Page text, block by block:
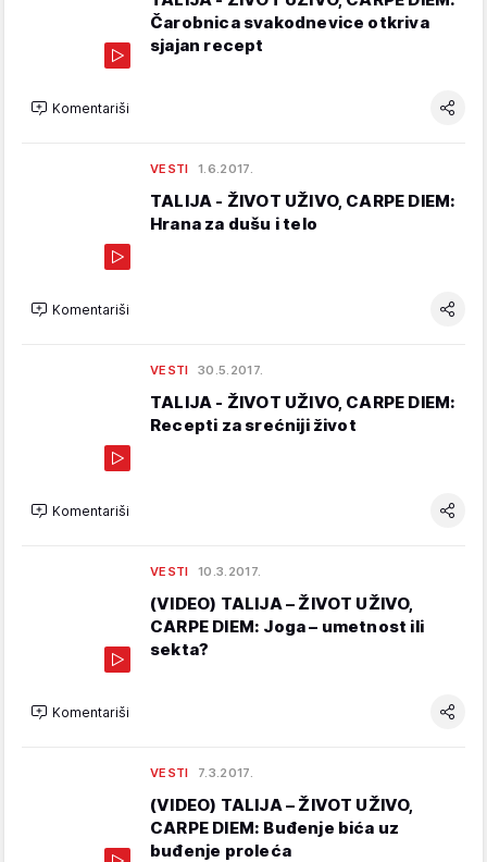
Čarobnica svakodnevice otkriva
sjajan recept
Komentariši
VESTI 1.6.2017.
TALIJA - ŽIVOT UŽIVO, CARPE DIEM:
Hrana za dušu i telo
Komentariši
VESTI 30.5.2017.
TALIJA - ŽIVOT UŽIVO, CARPE DIEM:
Recepti za srećniji život
Komentariši
VESTI 10.3.2017.
(VIDEO) TALIJA – ŽIVOT UŽIVO,
CARPE DIEM: Joga – umetnost ili
sekta?
Komentariši
VESTI 7.3.2017.
(VIDEO) TALIJA – ŽIVOT UŽIVO,
CARPE DIEM: Buđenje bića uz
buđenje proleća